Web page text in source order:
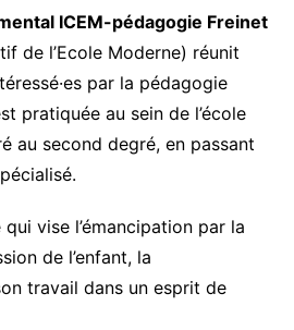
ICEM-pédagogie Freinet
de l’Ecole Moderne) réunit
par la pédagogie
pratiquée au sein de l’école
au second degré, en passant
qui vise l’émancipation par la
de l’enfant, la
travail dans un esprit de